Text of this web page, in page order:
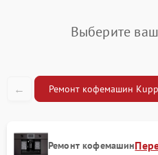
Выберите
← Ремонт кофемашин
Ремонт кофемашин